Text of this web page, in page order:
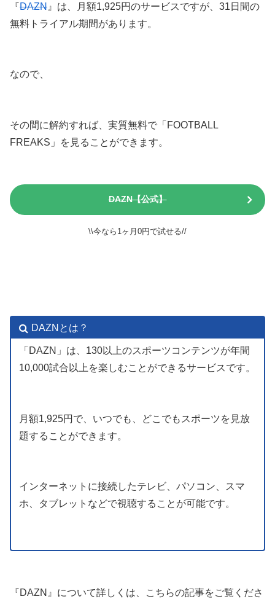
『DAZN 』は、月額1,925円のサービスですが、31日間の
無料トライアル期間があります。
なので、
その間に解約すれば、実質無料で「FOOTBALL
FREAKS」を見ることができます。
DAZN【公式】
\\今なら1ヶ月0円で試せる//
DAZNとは？
「DAZN」は、130以上のスポーツコンテンツが年間
10,000試合以上を楽しむことができるサービスです。
月額1,925円で、いつでも、どこでもスポーツを見放
題することができます。
インターネットに接続したテレビ、パソコン、スマ
ホ、タブレットなどで視聴することが可能です。
『DAZN』について詳しくは、こちらの記事をご覧くださ